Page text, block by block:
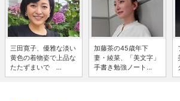
三田寛子、優雅な淡い
黄色の着物姿で上品な
たたずまいで ...
加藤茶の45歳年下
妻・綾菜、「美文字」
手書き勉強ノート...